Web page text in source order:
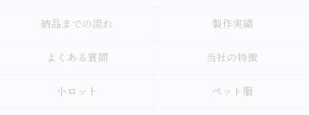
納品までの流れ 製作実績
よくある質問 当社の特徴
小ロット ペット服